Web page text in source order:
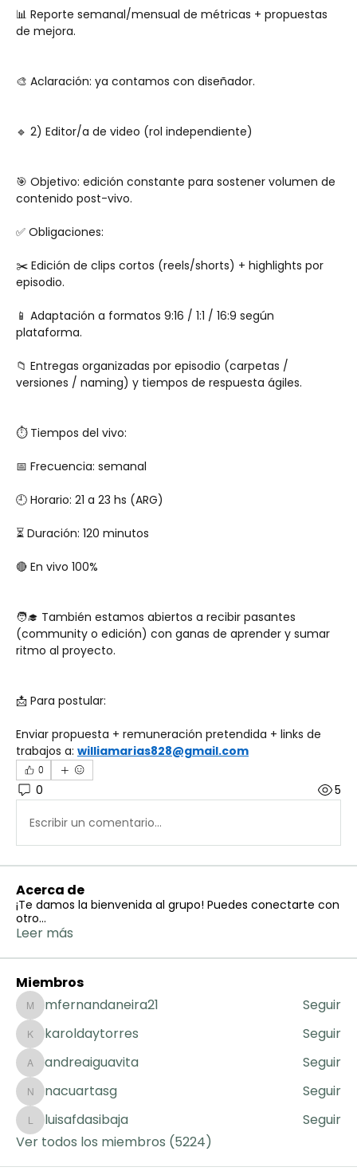
📊 Reporte semanal/mensual de métricas + propuestas
de mejora.
🎨 Aclaración: ya contamos con diseñador.
🔹 2) Editor/a de video (rol independiente)
🎯 Objetivo: edición constante para sostener volumen de
contenido post-vivo.
✅ Obligaciones:
✂️ Edición de clips cortos (reels/shorts) + highlights por
episodio.
📱 Adaptación a formatos 9:16 / 1:1 / 16:9 según
plataforma.
📁 Entregas organizadas por episodio (carpetas /
versiones / naming) y tiempos de respuesta ágiles.
⏱️ Tiempos del vivo:
📅 Frecuencia: semanal
🕘 Horario: 21 a 23 hs (ARG)
⏳ Duración: 120 minutos
🔴 En vivo 100%
🧑‍🎓 También estamos abiertos a recibir pasantes
(community o edición) con ganas de aprender y sumar
ritmo al proyecto.
📩 Para postular:
Enviar propuesta + remuneración pretendida + links de
trabajos a: williamarias828@gmail.com
0
0 5
Escribir un comentario...
Acerca de
¡Te damos la bienvenida al grupo! Puedes conectarte con
otro...
Leer más
Miembros
mfernandaneira21
mfernandaneira21 Seguir
karoldaytorres
karoldaytorres Seguir
andreaiguavita
andreaiguavita Seguir
nacuartasg
nacuartasg Seguir
luisafdasibaja
luisafdasibaja
Seguir
Ver todos los miembros (5224)